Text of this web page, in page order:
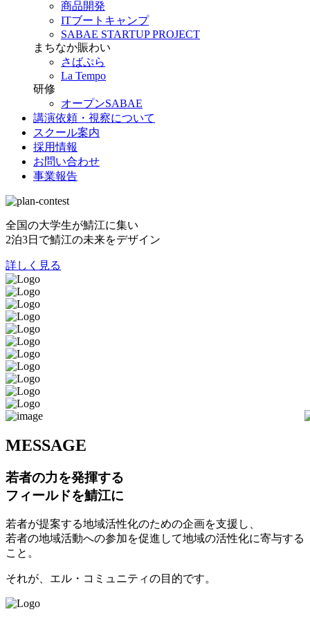
商品開発
ITブートキャンプ
SABAE STARTUP PROJECT
まちなか賑わい
さばぷら
La Tempo
研修
オープンSABAE
講演依頼・視察について
スクール案内
採用情報
お問い合わせ
事業報告
全国の大学生が鯖江に集い
2泊3日で鯖江の未来をデザイン
詳しく見る
MESSAGE
若者の力を発揮する
フィールドを鯖江に
若者が提案する地域活性化のための企画を支援し、
若者の地域活動への参加を促進して地域の活性化に寄与する
こと。
それが、エル・コミュニティの目的です。